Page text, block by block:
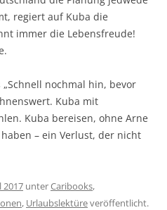
regiert auf Kuba die
immer die Lebensfreude!
nochmal hin, bevor
Kuba mit
Kuba bereisen, ohne Arne
– ein Verlust, der nicht
2017 unterCaribooks,
, Urlaubslektüreveröffentlicht.